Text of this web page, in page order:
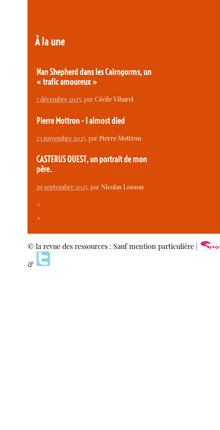
À la une
Nan Shepherd dans les Cairngorms, un
« trafic amoureux »
7 décembre 2025, parCécile Vibarel
Pierre Mottron - I almost died
23 novembre 2025, parPierre Mottron
CASTERUS OUEST, un portrait de mon
père.
29 septembre 2025, parNicolas Losson
<
>
© la revue des ressources : Sauf mention particulière |
&